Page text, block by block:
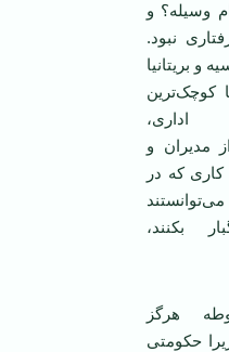
وسیله؟ و
نبود.
و بریتانیا
کوچک‌ترین
اداری،
مدیران و
کاری که در
بکنند،
هرگز
حکومتی